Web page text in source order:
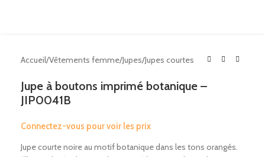
Accueil/Vêtements femme/Jupes/Jupes courtes
Jupe à boutons imprimé botanique –
JIP0041B
Connectez-vous pour voir les prix
Jupe courte noire au motif botanique dans les tons orangés.